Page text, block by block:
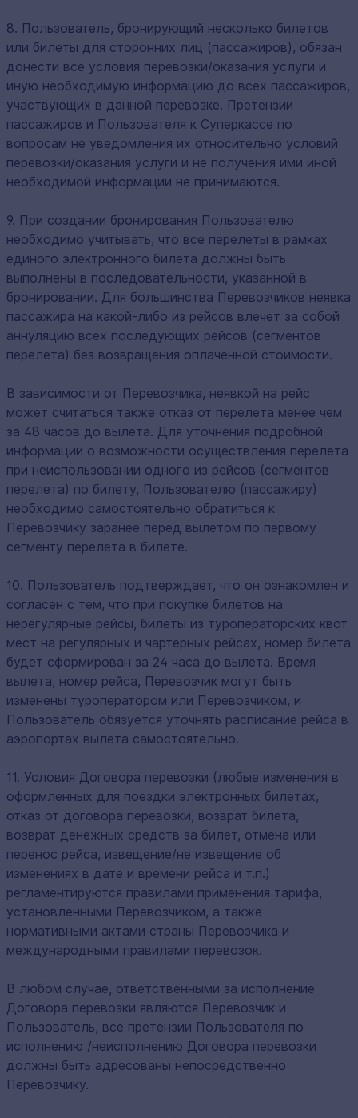
8. Пользователь, бронирующий несколько билетов
или билеты для сторонних лиц (пассажиров), обязан
донести все условия перевозки/оказания услуги и
иную необходимую информацию до всех пассажиров,
участвующих в данной перевозке. Претензии
пассажиров и Пользователя к Суперкассе по
вопросам не уведомления их относительно условий
перевозки/оказания услуги и не получения ими иной
необходимой информации не принимаются.
9. При создании бронирования Пользователю
необходимо учитывать, что все перелеты в рамках
единого электронного билета должны быть
выполнены в последовательности, указанной в
бронировании. Для большинства Перевозчиков неявка
пассажира на какой-либо из рейсов влечет за собой
аннуляцию всех последующих рейсов (сегментов
перелета) без возвращения оплаченной стоимости.
В зависимости от Перевозчика, неявкой на рейс
может считаться также отказ от перелета менее чем
за 48 часов до вылета. Для уточнения подробной
информации о возможности осуществления перелета
при неиспользовании одного из рейсов (сегментов
перелета) по билету, Пользователю (пассажиру)
необходимо самостоятельно обратиться к
Перевозчику заранее перед вылетом по первому
сегменту перелета в билете.
10. Пользователь подтверждает, что он ознакомлен и
согласен с тем, что при покупке билетов на
нерегулярные рейсы, билеты из туроператорских квот
мест на регулярных и чартерных рейсах, номер билета
будет сформирован за 24 часа до вылета. Время
вылета, номер рейса, Перевозчик могут быть
изменены туроператором или Перевозчиком, и
Пользователь обязуется уточнять расписание рейса в
аэропортах вылета самостоятельно.
11. Условия Договора перевозки (любые изменения в
оформленных для поездки электронных билетах,
отказ от договора перевозки, возврат билета,
возврат денежных средств за билет, отмена или
перенос рейса, извещение/не извещение об
изменениях в дате и времени рейса и т.п.)
регламентируются правилами применения тарифа,
установленными Перевозчиком, а также
нормативными актами страны Перевозчика и
международными правилами перевозок.
В любом случае, ответственными за исполнение
Договора перевозки являются Перевозчик и
Пользователь, все претензии Пользователя по
исполнению /неисполнению Договора перевозки
должны быть адресованы непосредственно
Перевозчику.